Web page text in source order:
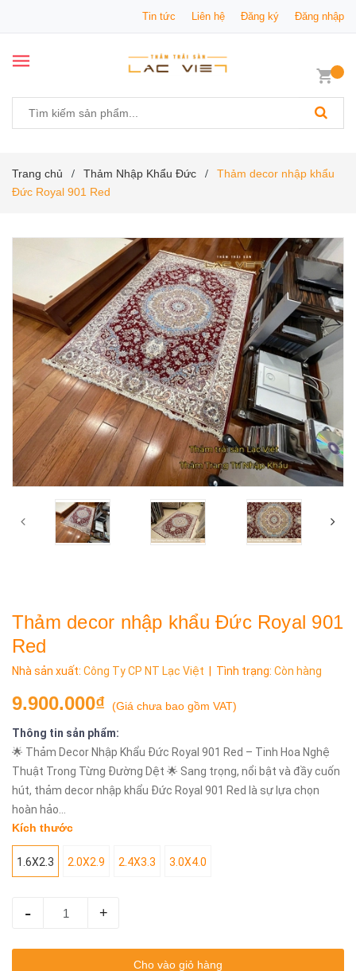
Tin tức Liên hệ Đăng ký Đăng nhập
Trang chủ / Thảm Nhập Khẩu Đức /
Thảm decor nhập khẩu
Đức Royal 901 Red
Thảm decor nhập khẩu Đức Royal 901
Red
Nhà sản xuất: Công Ty CP NT Lạc Việt | Tình trạng: Còn hàng
9.900.000₫ (Giá chưa bao gồm VAT)
Thông tin sản phẩm:
🌟 Thảm Decor Nhập Khẩu Đức Royal 901 Red – Tinh Hoa Nghệ
Thuật Trong Từng Đường Dệt 🌟 Sang trọng, nổi bật và đầy cuốn
hút, thảm decor nhập khẩu Đức Royal 901 Red là sự lựa chọn
hoàn hảo...
Kích thước
1.6X2.3 2.0X2.9 2.4X3.3 3.0X4.0
- +
Cho vào giỏ hàng